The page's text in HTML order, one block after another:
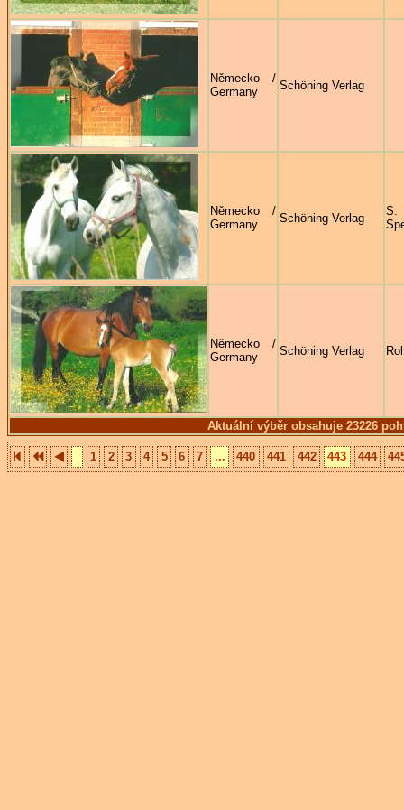
Aktuální výběr obsahuje 23226
Německo /
Germany
Schöning Verlag
Německo /
Germany
Schöning Verlag
S.
Německo /
Germany
Schöning Verlag
1 2 3 4 5 6 7 ... 440 441 442 443 444